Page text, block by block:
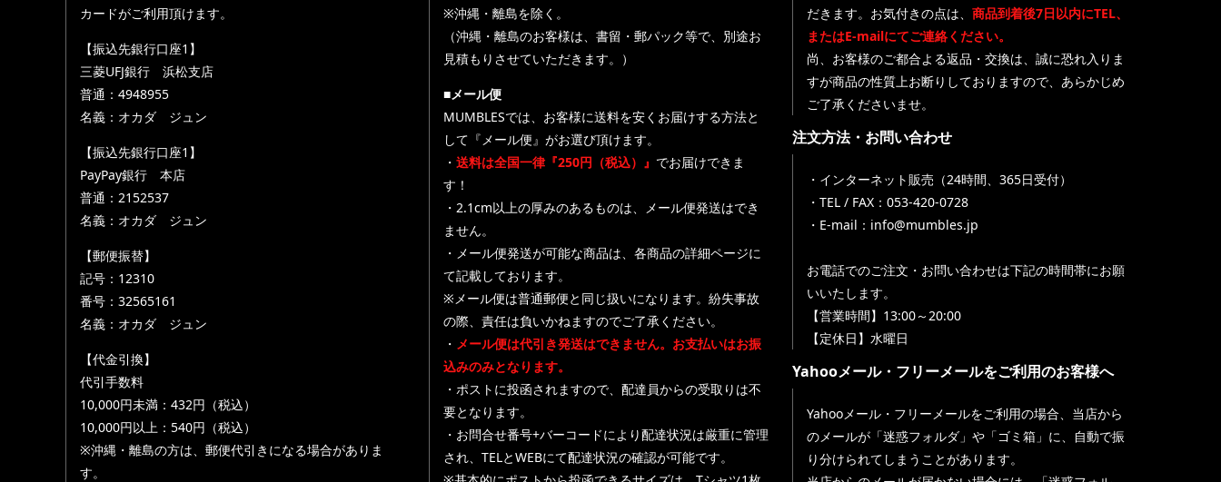
カードがご利用頂けます。
【振込先銀行口座1】
三菱UFJ銀行 浜松支店
普通：4948955
名義：オカダ ジュン
【振込先銀行口座1】
PayPay銀行 本店
普通：2152537
名義：オカダ ジュン
【郵便振替】
記号：12310
番号：32565161
名義：オカダ ジュン
【代金引換】
代引手数料
10,000円未満：432円（税込）
10,000円以上：540円（税込）
※沖縄・離島の方は、郵便代引きになる場合がありま
す。
※沖縄・離島を除く。
（沖縄・離島のお客様は、書留・郵パック等で、別途お
見積もりさせていただきます。）
■メール便
MUMBLESでは、お客様に送料を安くお届けする方法と
して『メール便』がお選び頂けます。
・ 送料は全国一律『250円（税込）』 でお届けできま
す！
・2.1cm以上の厚みのあるものは、メール便発送はでき
ません。
・メール便発送が可能な商品は、各商品の詳細ページに
て記載しております。
※メール便は普通郵便と同じ扱いになります。紛失事故
の際、責任は負いかねますのでご了承ください。
・ メール便は代引き発送はできません。お支払いはお振
込みのみとなります。
・ポストに投函されますので、配達員からの受取りは不
要となります。
・お問合せ番号+バーコードにより配達状況は厳重に管理
され、TELとWEBにて配達状況の確認が可能です。
だきます。お気付きの点は、 商品到着後7日以内にTEL、
またはE-mailにてご連絡ください。
尚、お客様のご都合よる返品・交換は、誠に恐れ入りま
すが商品の性質上お断りしておりますので、あらかじめ
ご了承くださいませ。
注文方法・お問い合わせ
・インターネット販売（24時間、365日受付）
・TEL / FAX：053-420-0728
・E-mail：info@mumbles.jp
お電話でのご注文・お問い合わせは下記の時間帯にお願
いいたします。
【営業時間】13:00～20:00
【定休日】水曜日
Yahooメール・フリーメールをご利用のお客様へ
Yahooメール・フリーメールをご利用の場合、当店から
のメールが「迷惑フォルダ」や「ゴミ箱」に、自動で振
り分けられてしまうことがあります。